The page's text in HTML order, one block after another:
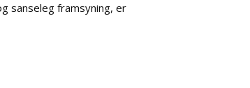
sanseleg framsyning, er